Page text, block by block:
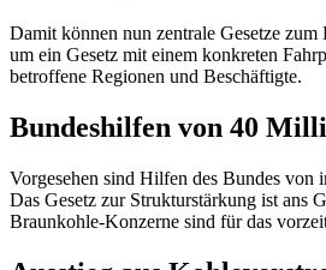
Damit können nun zentrale Gesetze
um ein Gesetz mit einem konkreten
betroffene Regionen und Beschäftigte.
Bundeshilfen von 40
Vorgesehen sind Hilfen des Bundes
Das Gesetz zur Strukturstärkung ist ans
Braunkohle-Konzerne sind für das